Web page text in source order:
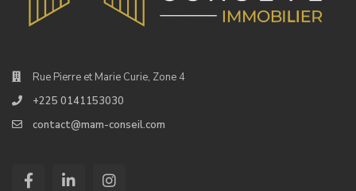
Rue Pierre et Marie Curie, Zone 4
+225 0141153030
contact@mam-conseil.com